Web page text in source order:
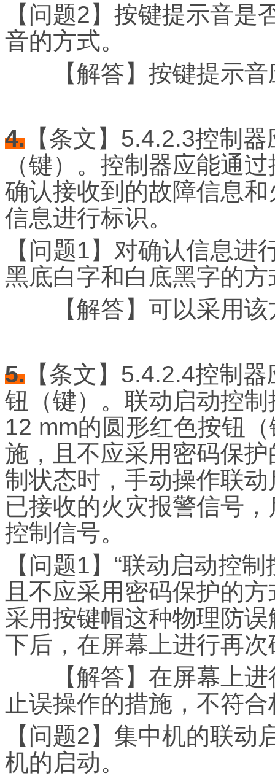
【问题2】按键提示音
音的方式。
【解答】按键提示音
4. 【条文】5.4.2.3控制
（键）。控制器应能通
确认接收到的故障信息
信息进行标识。
【问题1】对确认信息
黑底白字和白底黑字的方
【解答】可以采用该
5. 【条文】5.4.2.4控制
钮（键）。联动启动控
12 mm的圆形红色按钮
施，且不应采用密码保
制状态时，手动操作联
已接收的火灾报警信号
控制信号。
【问题1】“联动启动控
且不应采用密码保护的
采用按键帽这种物理防
下后，在屏幕上进行再
【解答】在屏幕上进
止误操作的措施，不符
【问题2】集中机的联
机的启动。